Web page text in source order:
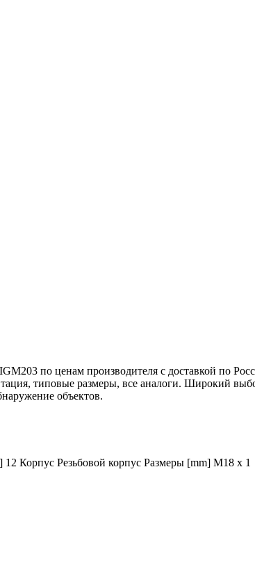
по ценам производителя с доставкой по
типовые размеры, все аналоги. Широкий
объектов.
Корпус Резьбовой корпус Размеры [mm] M18 x 1